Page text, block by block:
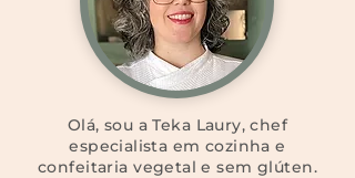
Olá, sou a Teka Laury, chef
especialista em cozinha e
confeitaria vegetal e sem glúten.